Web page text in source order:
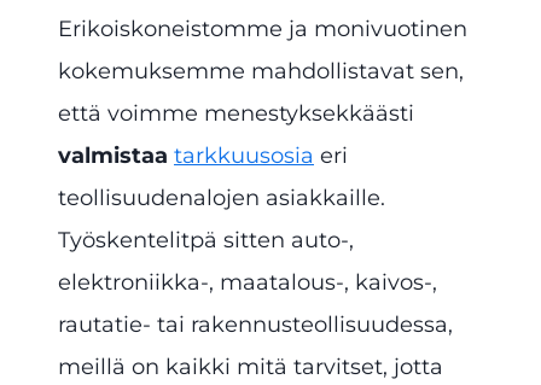
Erikoiskoneistomme ja monivuotinen
kokemuksemme mahdollistavat sen,
että voimme menestyksekkäästi
valmistaa tarkkuusosia eri
teollisuudenalojen asiakkaille.
Työskentelitpä sitten auto-,
elektroniikka-, maatalous-, kaivos-,
rautatie- tai rakennusteollisuudessa,
meillä on kaikki mitä tarvitset, jotta